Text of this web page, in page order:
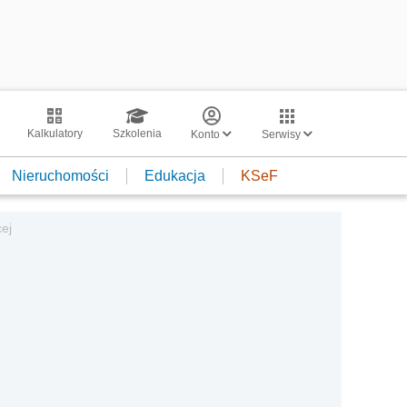
Kalkulatory Szkolenia Konto Serwisy
Nieruchomości Edukacja KSeF